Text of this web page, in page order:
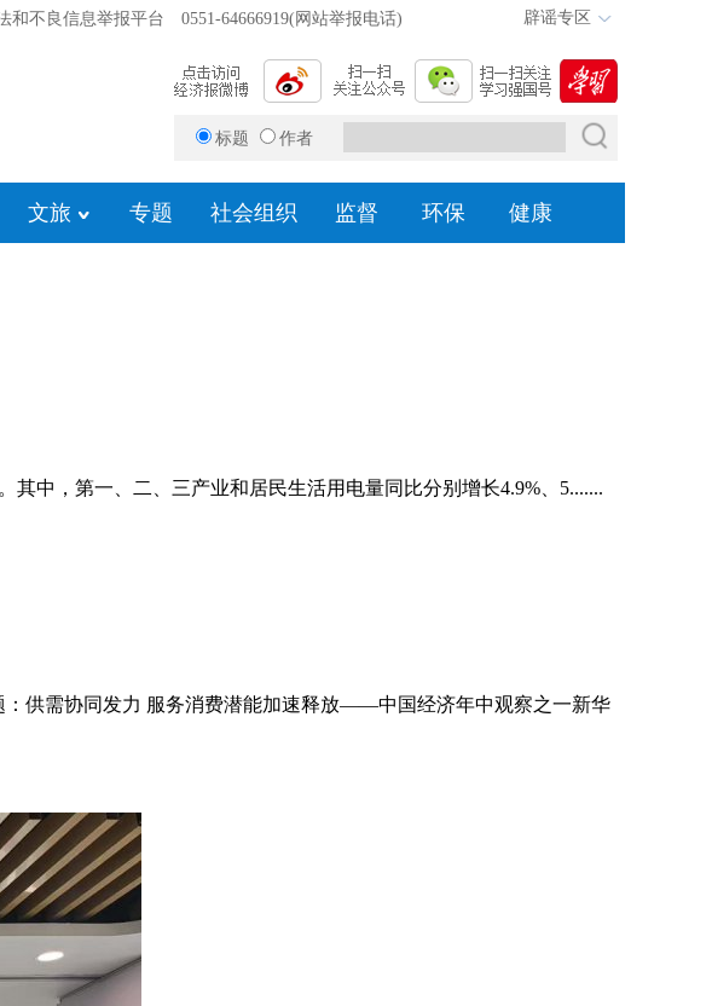
和不良信息举报平台 0551-64666919(网站举报电话) 辟谣专区
标题 作者
文旅 专题 社会组织 监督 环保 健康
中，第一、二、三产业和居民生活用电量同比分别增长4.9%、5.......
供需协同发力 服务消费潜能加速释放——中国经济年中观察之一新华